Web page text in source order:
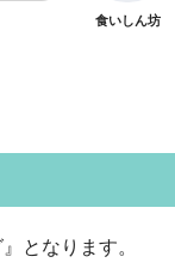
食いしん坊
となります。